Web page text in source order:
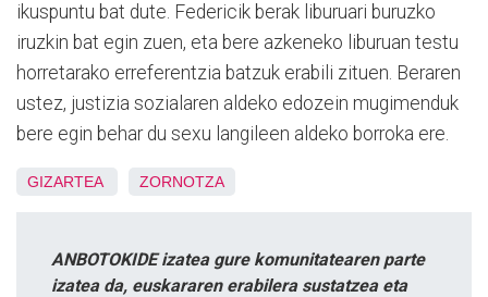
ikuspuntu bat dute. Federicik berak liburuari buruzko
iruzkin bat egin zuen, eta bere azkeneko liburuan testu
horretarako erreferentzia batzuk erabili zituen. Beraren
ustez, justizia sozialaren aldeko edozein mugimenduk
bere egin behar du sexu langileen aldeko borroka ere.
GIZARTEA ZORNOTZA
ANBOTOKIDE izatea gure komunitatearen parte
izatea da, euskararen erabilera sustatzea eta